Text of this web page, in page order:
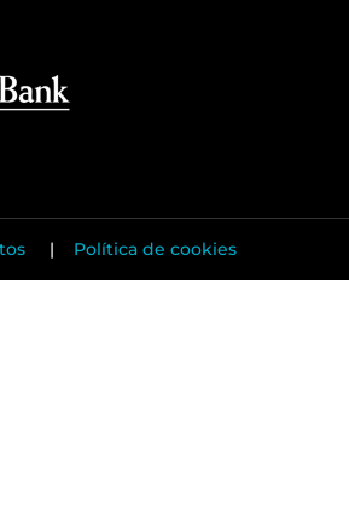
| Política de cookies